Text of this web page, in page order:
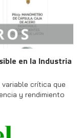
en la Industria
crítica que
y rendimiento